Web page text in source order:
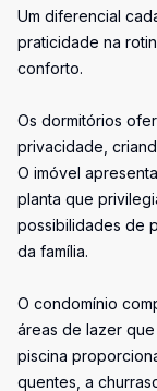
Um diferencial
praticidade na
conforto.
Os dormitórios
privacidade,
O imóvel
planta que
possibilidades de
da família.
O condomínio
áreas de lazer
piscina
quentes, a